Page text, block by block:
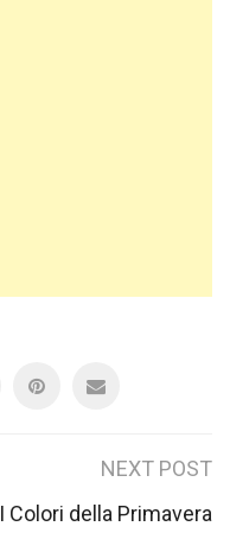
NEXT POST
I Colori della Primavera